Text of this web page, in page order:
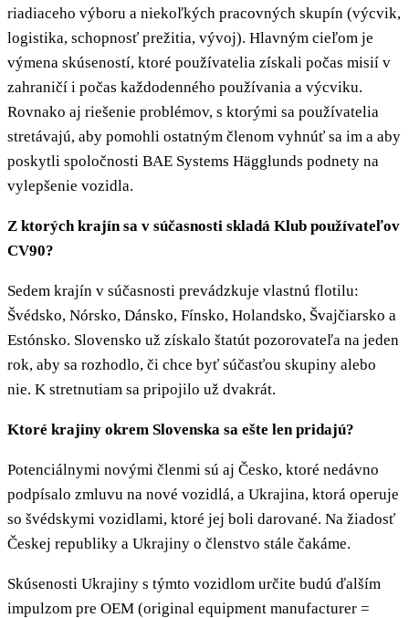
riadiaceho výboru a niekoľkých pracovných skupín (výcvik,
logistika, schopnosť prežitia, vývoj). Hlavným cieľom je
výmena skúseností, ktoré používatelia získali počas misií v
zahraničí i počas každodenného používania a výcviku.
Rovnako aj riešenie problémov, s ktorými sa používatelia
stretávajú, aby pomohli ostatným členom vyhnúť sa im a aby
poskytli spoločnosti BAE Systems Hägglunds podnety na
vylepšenie vozidla.
Z ktorých krajín sa v súčasnosti skladá Klub používateľov
CV90?
Sedem krajín v súčasnosti prevádzkuje vlastnú flotilu:
Švédsko, Nórsko, Dánsko, Fínsko, Holandsko, Švajčiarsko a
Estónsko. Slovensko už získalo štatút pozorovateľa na jeden
rok, aby sa rozhodlo, či chce byť súčasťou skupiny alebo
nie. K stretnutiam sa pripojilo už dvakrát.
Ktoré krajiny okrem Slovenska sa ešte len pridajú?
Potenciálnymi novými členmi sú aj Česko, ktoré nedávno
podpísalo zmluvu na nové vozidlá, a Ukrajina, ktorá operuje
so švédskymi vozidlami, ktoré jej boli darované. Na žiadosť
Českej republiky a Ukrajiny o členstvo stále čakáme.
Skúsenosti Ukrajiny s týmto vozidlom určite budú ďalším
impulzom pre OEM (original equipment manufacturer =